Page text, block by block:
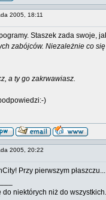
2005, 18:11
Staszek zada swoje,
zabójców. Niezależnie co
a ty go zakrwawiasz.
)
2005, 20:22
Przy pierwszym płaszczu...
do niektórych niż do wszystkich.